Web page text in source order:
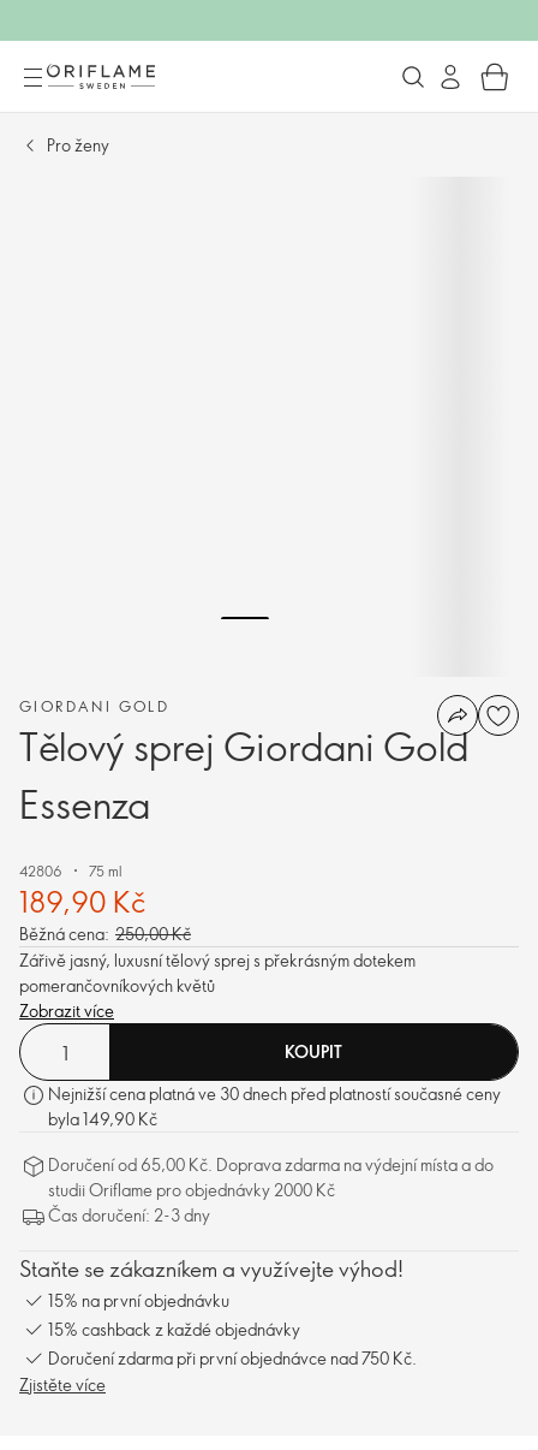
Pro ženy
GIORDANI GOLD
Tělový sprej Giordani Gold
Essenza
42806 75 ml
189,90 Kč
Běžná cena: 250,00 Kč
Zářivě jasný, luxusní tělový sprej s překrásným dotekem
pomerančovníkových květů
Zobrazit více
KOUPIT
Nejnižší cena platná ve 30 dnech před platností současné ceny
byla 149,90 Kč
Doručení od 65,00 Kč. Doprava zdarma na výdejní místa a do
studii Oriflame pro objednávky 2000 Kč
Čas doručení: 2-3 dny
Staňte se zákazníkem a využívejte výhod!
15% na první objednávku
15% cashback z každé objednávky
Doručení zdarma při první objednávce nad 750 Kč.
Zjistěte více